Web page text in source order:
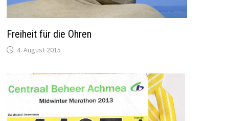
Freiheit für die Ohren
4. August 2015